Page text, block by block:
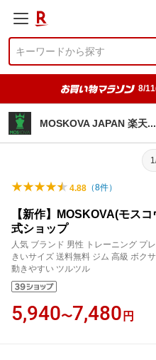
8/
MOSKOVA JAPAN 楽天
4.88 （8件）
【新作】MOSKOVA(モス
式ショップ
人気 ブランド 男性 トレーニング プ
きいサイズ 送料無料 ジム 高級 ボク
動きやすい ツルツル
5,940〜7,480 円